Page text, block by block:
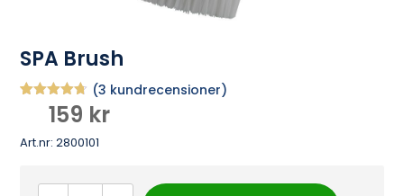
SPA Brush
Betygsatt
av 5
kundrecen
(3 kundrecensioner)
159 kr
Art.nr:2800101